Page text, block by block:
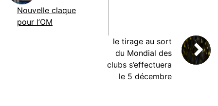
Nouvelle claque
pour l’OM
le tirage au sort
du Mondial des
clubs s’effectuera
le 5 décembre